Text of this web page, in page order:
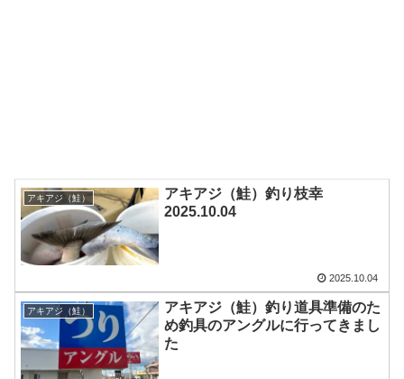
アキアジ（鮭）
アキアジ（鮭）釣り枝幸
2025.10.04
2025.10.04
アキアジ（鮭）
アキアジ（鮭）釣り道具準備のた
め釣具のアングルに行ってきまし
た